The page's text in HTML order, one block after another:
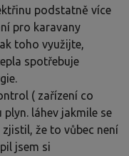
podstatně více
pro karavany
toho využijte,
spotřebuje
( zařízení co
láhev jakmile se
že to vůbec není
jsem si